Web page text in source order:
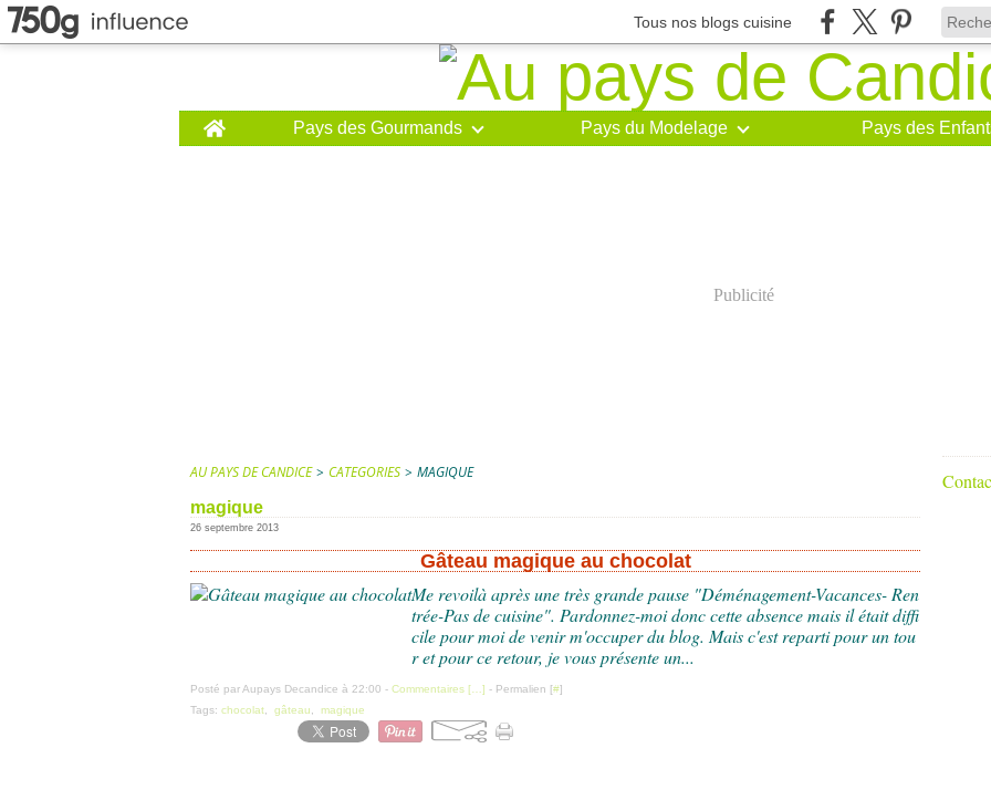
Tous nos blogs cuisine
Home Pays des Gourmands Pays du Modelage Pays des
Publicité
AU PAYS DE CANDICE > CATEGORIES > MAGIQUE
magique
26 septembre 2013
Gâteau magique au chocolat
Me revoilà après une très grande pause "Déménagement-Vacances- Ren
trée-Pas de cuisine". Pardonnez-moi donc cette absence mais il était diffi
cile pour moi de venir m'occuper du blog. Mais c'est reparti pour un tou
r et pour ce retour, je vous présente un...
Posté par Aupays Decandice à 22:00 - Commentaires [ ] - Permalien [#]
Tags: chocolat gâteau magique